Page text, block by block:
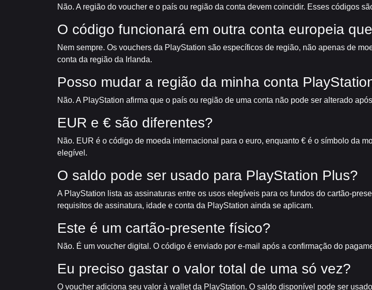
Não. A região do voucher e o país ou região da conta devem coincidir. Esses códigos
O código funcionará em outra conta europeia
Nem sempre. Os vouchers da PlayStation são específicos de região, não apenas de
conta da região da Irlanda.
Posso mudar a região da minha conta
Não. A PlayStation afirma que o país ou região de uma conta não pode ser alterado
EUR e € são diferentes?
Não. EUR é o código de moeda internacional para o euro, enquanto € é o símbolo da
elegível.
O saldo pode ser usado para PlayStation Plus?
A PlayStation lista as assinaturas entre os usos elegíveis para os fundos do cartão-
requisitos de assinatura, idade e conta da PlayStation ainda se aplicam.
Este é um cartão-presente físico?
Não. É um voucher digital. O código é enviado por e-mail após a confirmação do
Eu preciso gastar o valor total de uma só vez?
O voucher adiciona seu valor à wallet da PlayStation. O saldo disponível pode ser